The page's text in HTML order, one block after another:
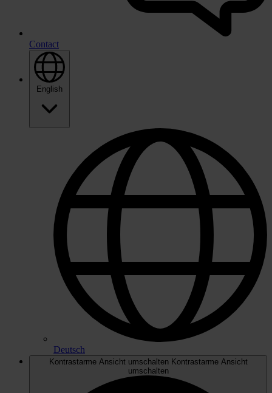
Contact
English
Deutsch
Kontrastarme Ansicht umschalten Kontrastarme Ansicht
umschalten